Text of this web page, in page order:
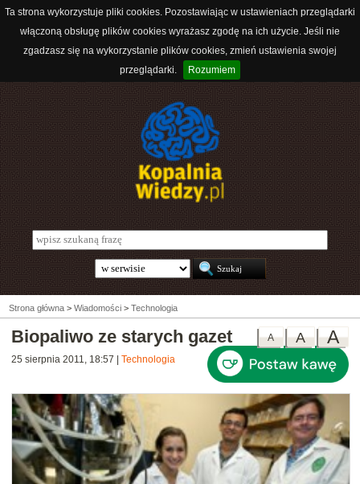
Ta strona wykorzystuje pliki cookies. Pozostawiając w ustawieniach przeglądarki
włączoną obsługę plików cookies wyrażasz zgodę na ich użycie. Jeśli nie
zgadzasz się na wykorzystanie plików cookies, zmień ustawienia swojej
przeglądarki.
Rozumiem
Strona główna > Wiadomości > Technologia
A
A
A
Biopaliwo ze starych gazet
25 sierpnia 2011, 18:57 Technologia